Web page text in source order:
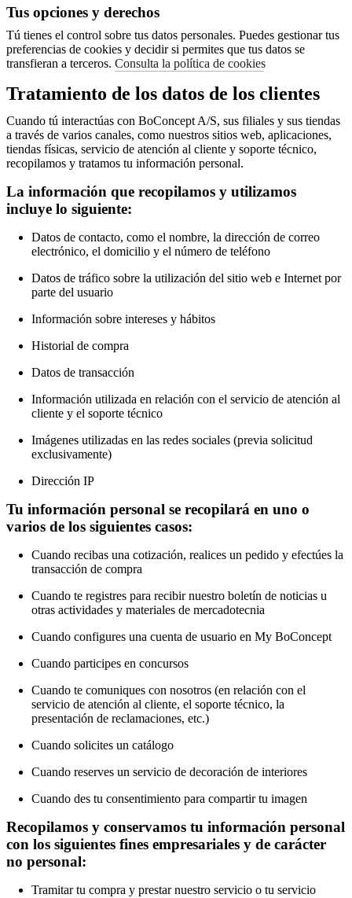
Tus opciones y derechos
Tú tienes el control sobre tus datos personales. Puedes gestionar tus
preferencias de cookies y decidir si permites que tus datos se
transfieran a terceros. Consulta la política de cookies
Tratamiento de los datos de los clientes
Cuando tú interactúas con BoConcept A/S, sus filiales y sus tiendas
a través de varios canales, como nuestros sitios web, aplicaciones,
tiendas físicas, servicio de atención al cliente y soporte técnico,
recopilamos y tratamos tu información personal.
La información que recopilamos y utilizamos
incluye lo siguiente:
Datos de contacto, como el nombre, la dirección de correo
electrónico, el domicilio y el número de teléfono
Datos de tráfico sobre la utilización del sitio web e Internet por
parte del usuario
Información sobre intereses y hábitos
Historial de compra
Datos de transacción
Información utilizada en relación con el servicio de atención al
cliente y el soporte técnico
Imágenes utilizadas en las redes sociales (previa solicitud
exclusivamente)
Dirección IP
Tu información personal se recopilará en uno o
varios de los siguientes casos:
Cuando recibas una cotización, realices un pedido y efectúes la
transacción de compra
Cuando te registres para recibir nuestro boletín de noticias u
otras actividades y materiales de mercadotecnia
Cuando configures una cuenta de usuario en My BoConcept
Cuando participes en concursos
Cuando te comuniques con nosotros (en relación con el
servicio de atención al cliente, el soporte técnico, la
presentación de reclamaciones, etc.)
Cuando solicites un catálogo
Cuando reserves un servicio de decoración de interiores
Cuando des tu consentimiento para compartir tu imagen
Recopilamos y conservamos tu información personal
con los siguientes fines empresariales y de carácter
no personal:
Tramitar tu compra y prestar nuestro servicio o tu servicio